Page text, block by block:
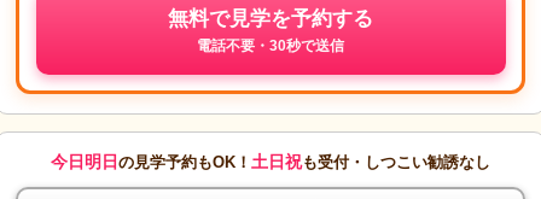
無料で見学を予約する
電話不要・30秒で送信
今日明日 の見学予約もOK！ 土日祝も受付・しつこい勧誘なし